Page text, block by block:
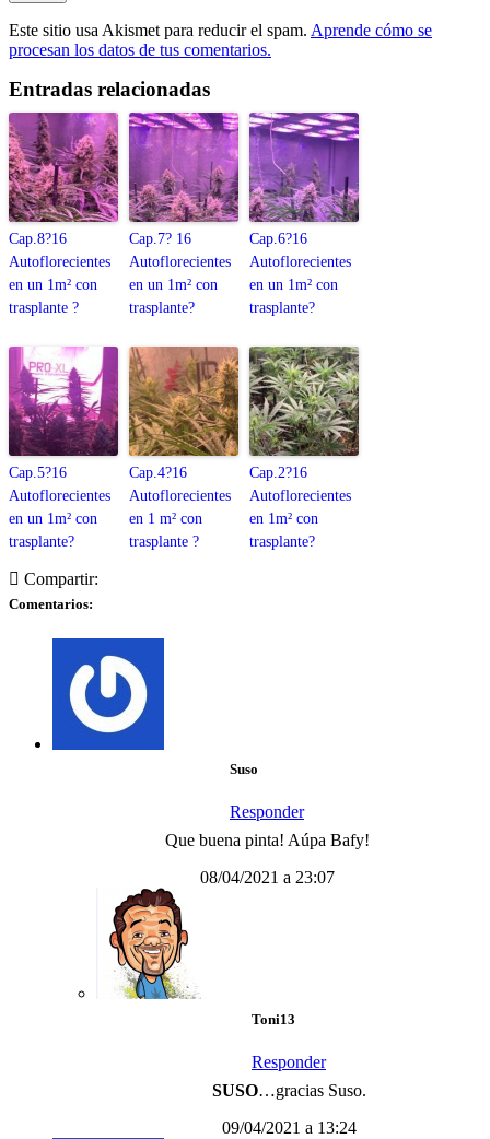
Este sitio usa Akismet para reducir el spam. Aprende cómo se
procesan los datos de tus comentarios.
Entradas relacionadas
Cap.8?16
Autoflorecientes
en un 1m² con
trasplante ?
Cap.7? 16
Autoflorecientes
en un 1m² con
trasplante?
Cap.6?16
Autoflorecientes
en un 1m² con
trasplante?
Cap.5?16
Autoflorecientes
en un 1m² con
trasplante?
Cap.4?16
Autoflorecientes
en 1 m² con
trasplante ?
Cap.2?16
Autoflorecientes
en 1m² con
trasplante?
Compartir:
Comentarios:
Suso
Responder
Que buena pinta! Aúpa Bafy!
08/04/2021 a 23:07
Toni13
Responder
SUSO…gracias Suso.
09/04/2021 a 13:24